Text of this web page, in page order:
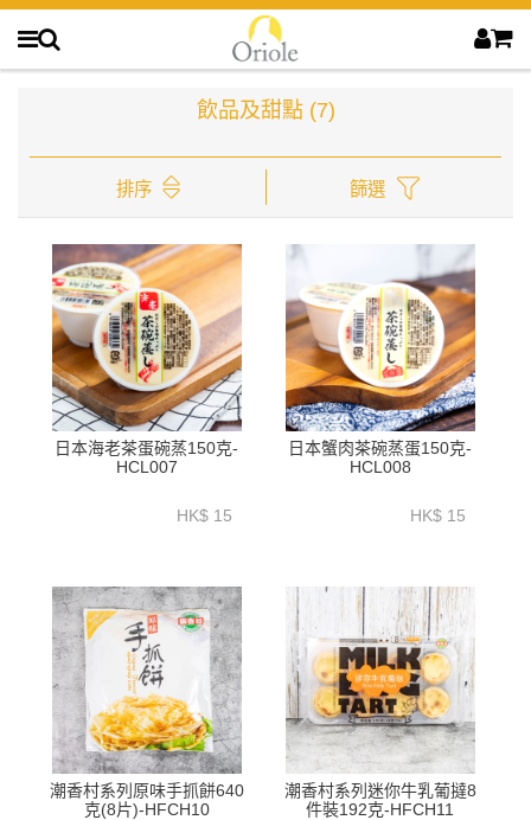
飲品及甜點 (7)
排序 篩選
日本海老茶蛋碗蒸150克-
HCL007
HK$ 15
日本蟹肉茶碗蒸蛋150克-
HCL008
HK$ 15
潮香村系列原味手抓餅640
克(8片)-HFCH10
潮香村系列迷你牛乳葡撻8
件裝192克-HFCH11